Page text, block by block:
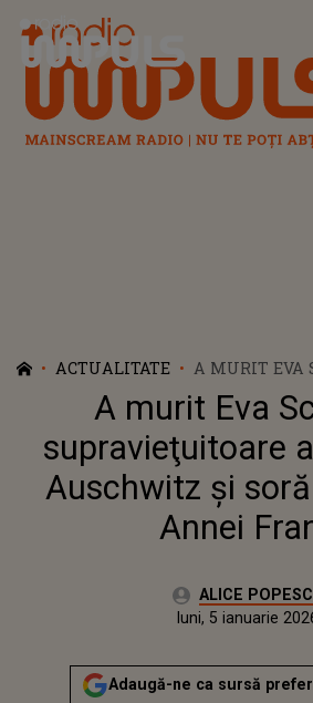
Radio Impuls
ACTUALITATE
A MURIT EVA
LAGĂRULUI
VITREGĂ A
A murit Eva
supravieţuitoare
Auschwitz şi
Annei
Autor:ALICE
Publicat:
luni, 5 ianuarie
Adaugă-ne ca sursă